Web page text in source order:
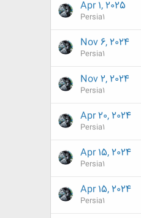
Apr 1, 2025
Persia1
Nov 6, 2024
Persia1
Nov 2, 2024
Persia1
Apr 20, 2024
Persia1
Apr 15, 2024
Persia1
Apr 15, 2024
Persia1